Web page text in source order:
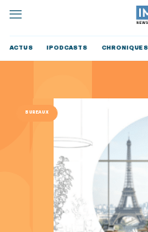
ACTUS IPODCASTS CHRONIQUES
BUREAUX